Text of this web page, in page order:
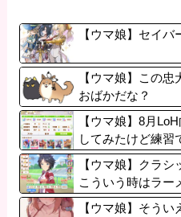
【ウマ娘】セイバ
【ウマ娘】この
おばかだな？
【ウマ娘】8月
してみたけど練習
になってる。
【ウマ娘】クラシ
こういう時はラー
【ウマ娘】そう